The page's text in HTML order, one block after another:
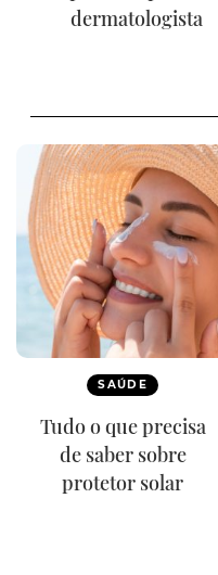
dermatologista
SAÚDE
Tudo o que precisa
de saber sobre
protetor solar